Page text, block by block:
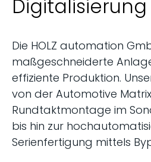
Digitalisierung
Die HOLZ automation
maßgeschneiderte
effiziente Produktion.
von der Automotive
Rundtaktmontage im
bis hin zur
Serienfertigung mittels